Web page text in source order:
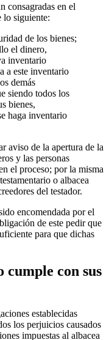
consagradas en el
siguiente:
de los bienes;
el dinero,
inventario
a este inventario
demás
siendo todos los
bienes,
haga inventario
aviso de la apertura de la
y las personas
el proceso; por la misma
o albacea
del testador.
encomendada por el
de este pedir que
para que dichas
cumple con sus
establecidas
los perjuicios causados
impuestas al albacea